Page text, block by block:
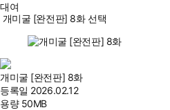
대여
개미굴 [완전판] 8화 선택
개미굴 [완전판] 8화
등록일 2026.02.12
용량 50MB